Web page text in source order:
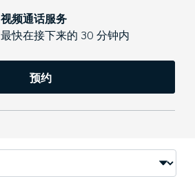
视频通话服务
最快在接下来的 30 分钟内
预约